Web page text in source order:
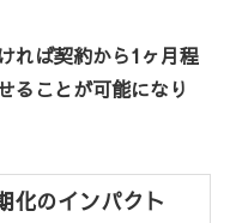
れば契約から1ヶ月程
ることが可能になり
化のインパクト